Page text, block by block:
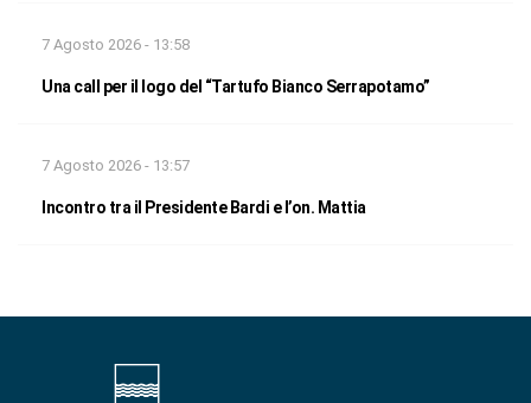
7 Agosto 2026 - 13:58
Una call per il logo del “Tartufo Bianco Serrapotamo”
7 Agosto 2026 - 13:57
Incontro tra il Presidente Bardi e l’on. Mattia